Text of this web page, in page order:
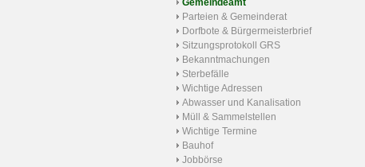
Gemeindeamt
Parteien & Gemeinderat
Dorfbote & Bürgermeisterbrief
Sitzungsprotokoll GRS
Bekanntmachungen
Sterbefälle
Wichtige Adressen
Abwasser und Kanalisation
Müll & Sammelstellen
Wichtige Termine
Bauhof
Jobbörse